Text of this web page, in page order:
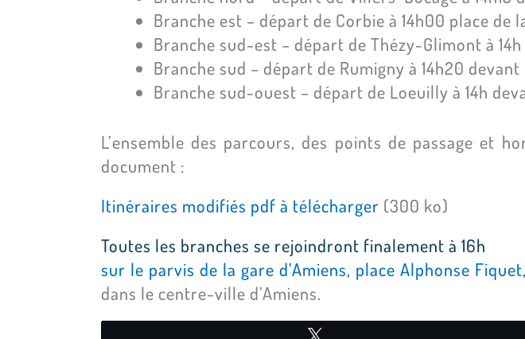
Branche est – départ de Corbie à 14h00 place de
Branche sud-est – départ de Thézy-Glimont à 14h
Branche sud – départ de Rumigny à 14h20
Branche sud-ouest – départ de Loeuilly à 14h
L’ensemble des parcours, des points de passage et
document :
Itinéraires modifiés pdf à télécharger (300 ko)
Toutes les branches se rejoindront finalement à 16h
sur le parvis de la gare d’Amiens, place Alphonse Fiquet,
dans le centre-ville d’Amiens.